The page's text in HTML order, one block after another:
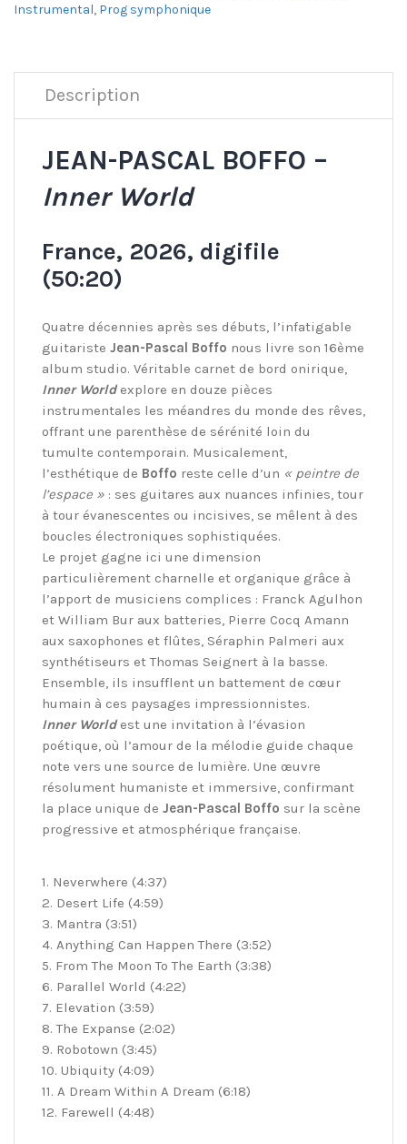
Instrumental, Prog symphonique
Description
JEAN-PASCAL BOFFO –
Inner World
France, 2026, digifile
(50:20)
Quatre décennies après ses débuts, l’infatigable
guitariste Jean-Pascal Boffo nous livre son 16ème
album studio. Véritable carnet de bord onirique,
Inner Worldexplore en douze pièces
instrumentales les méandres du monde des rêves,
offrant une parenthèse de sérénité loin du
tumulte contemporain. Musicalement,
l’esthétique de Boffo reste celle d’un « peintre de
l’espace » : ses guitares aux nuances infinies, tour
à tour évanescentes ou incisives, se mêlent à des
boucles électroniques sophistiquées.
Le projet gagne ici une dimension
particulièrement charnelle et organique grâce à
l’apport de musiciens complices : Franck Agulhon
et William Bur aux batteries, Pierre Cocq Amann
aux saxophones et flûtes, Séraphin Palmeri aux
synthétiseurs et Thomas Seignert à la basse.
Ensemble, ils insufflent un battement de cœur
humain à ces paysages impressionnistes.
Inner Worldest une invitation à l’évasion
poétique, où l’amour de la mélodie guide chaque
note vers une source de lumière. Une œuvre
résolument humaniste et immersive, confirmant
la place unique de Jean-Pascal Boffo sur la scène
progressive et atmosphérique française.
1. Neverwhere (4:37)
2. Desert Life (4:59)
3. Mantra (3:51)
4. Anything Can Happen There (3:52)
5. From The Moon To The Earth (3:38)
6. Parallel World (4:22)
7. Elevation (3:59)
8. The Expanse (2:02)
9. Robotown (3:45)
10. Ubiquity (4:09)
11. A Dream Within A Dream (6:18)
12. Farewell (4:48)